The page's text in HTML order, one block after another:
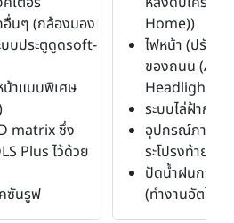
นๆ (กล้องมอง
บประตูดูดsoft-
าแบบพิเศษ
matrix ซึ่ง
Plus ไว้ด้วย
ซันรูฟ
Home))
ไฟหน้า (ปรับอั
ของถนน
Headlights))
ระบบไล่ฝ้ากระ
อุปกรณ์ภายน
ระโปรงท้ายด้ว
ปัดน้ำฝนกระจ
(ทำงานอัตโนมั